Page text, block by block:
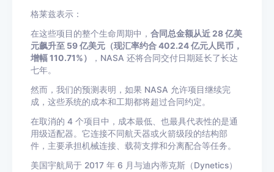
格莱兹表示：
在这些项目的整个生命周期中， 合同总金额从近 28 亿美
元飙升至 59 亿美元（现汇率约合 402.24 亿元人民币，
增幅 110.71%）
，NASA 还将合同交付日期延长了长达
七年。
然而，我们的预测表明，如果 NASA 允许项目继续完
成，这些系统的成本和工期都将超过合同约定。
在取消的 4 个项目中，成本最低、也最具代表性的是通
用级适配器。它连接不同航天器或火箭级段的结构部
件，主要承担机械连接、载荷支撑和分离配合等任务。
美国宇航局于 2017 年 6 月与迪内蒂克斯（Dynetics）